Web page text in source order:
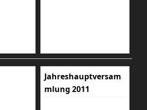
Jahreshauptversam
mlung 2011